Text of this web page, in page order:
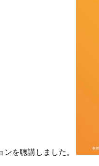
を聴講しました。